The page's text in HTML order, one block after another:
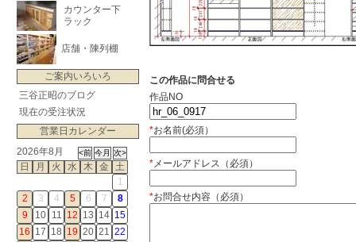
カウンター下
ラック
店舗・陳列棚
ご案内いろいろ
三谷正昭のブログ
現在の受注状況
営業日カレンダー
2026年8月
日
月 火 水 木 金
土
1
2
3 4 5 6 7
8
9
10 11 12 13 14 15
16 17 18 19 20 21 22
この作品に問合せる
作品NO
*お名前(必須）
*メールアドレス（必須）
*お問合せ内容（必須）